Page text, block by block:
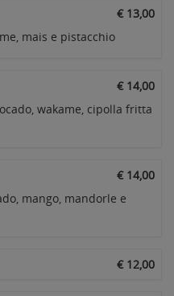
€ 13,00
mais e pistacchio
€ 14,00
wakame, cipolla fritta
€ 14,00
mango, mandorle e
€ 12,00